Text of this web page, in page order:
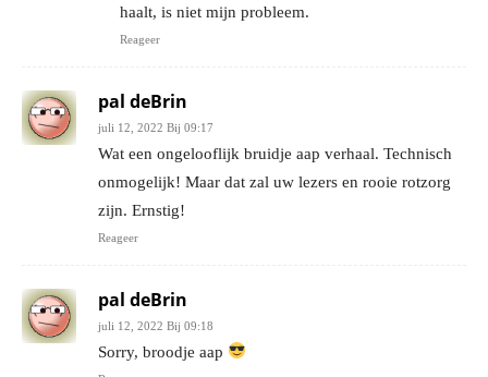
haalt, is niet mijn probleem.
Reageer
pal deBrin
juli 12, 2022 Bij 09:17
Wat een ongelooflijk bruidje aap verhaal. Technisch
onmogelijk! Maar dat zal uw lezers en rooie rotzorg
zijn. Ernstig!
Reageer
pal deBrin
juli 12, 2022 Bij 09:18
Sorry, broodje aap